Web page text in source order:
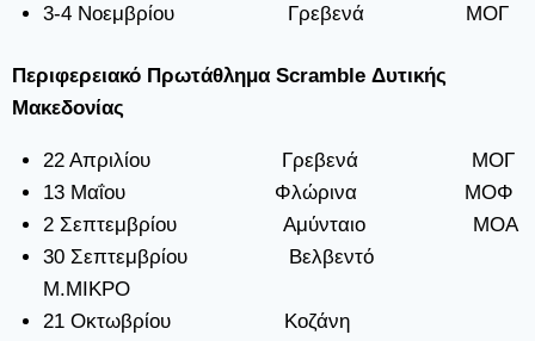
3-4 Νοεμβρίου Γρεβενά ΜΟΓ
Περιφερειακό Πρωτάθλημα Scramble Δυτικής
Μακεδονίας
22 Απριλίου Γρεβενά ΜΟΓ
13 Μαΐου Φλώρινα ΜΟΦ
2 Σεπτεμβρίου Αμύνταιο ΜΟΑ
30 Σεπτεμβρίου Βελβεντό
Μ.ΜΙΚΡΟ
21 Οκτωβρίου Κοζάνη